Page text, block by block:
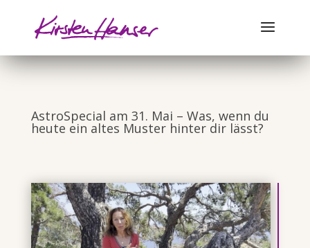
AstroSpecial am 31. Mai – Was, wenn du
heute ein altes Muster hinter dir lässt?